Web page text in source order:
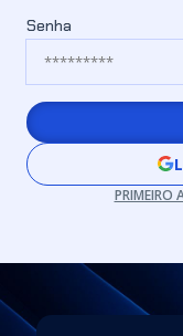
Senha
PRIMEIRO